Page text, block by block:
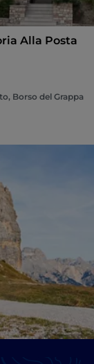
Alla Posta
Borso del Grappa